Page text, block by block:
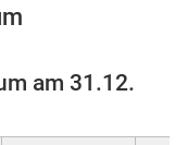
am 31.12.